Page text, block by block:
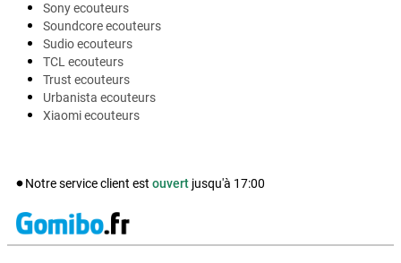
Sony ecouteurs
Soundcore ecouteurs
Sudio ecouteurs
TCL ecouteurs
Trust ecouteurs
Urbanista ecouteurs
Xiaomi ecouteurs
Notre service client est ouvert jusqu'à 17:00